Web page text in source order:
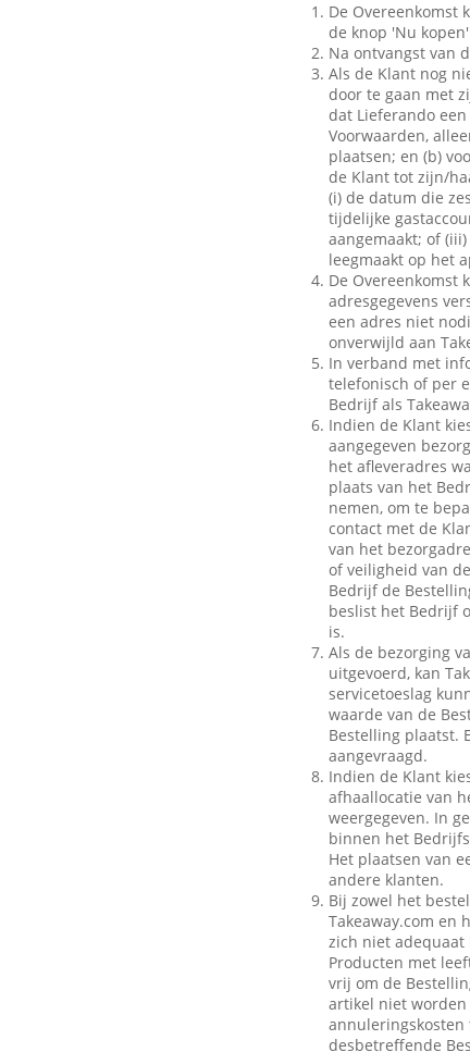
De Overeenkomst
de knop 'Nu
Na ontvangst van
Als de Klant nog
door te gaan met
dat Lieferando
Voorwaarden,
plaatsen; en (b)
de Klant tot zijn/
(i) de datum die
tijdelijke
aangemaakt; of
leegmaakt op het
De Overeenkomst
adresgegevens
een adres niet
onverwijld aan
In verband met
telefonisch of per
Bedrijf als
Indien de Klant
aangegeven
het afleveradres
plaats van het
nemen, om te
contact met de
van het
of veiligheid van
Bedrijf de
beslist het Bedrijf
is.
Als de bezorging
uitgevoerd, kan
servicetoeslag
waarde van de
Bestelling plaatst.
aangevraagd.
Indien de Klant
afhaallocatie van
weergegeven. In
binnen het
Het plaatsen van
andere klanten.
Bij zowel het
Takeaway.com en
zich niet
Producten met
vrij om de
artikel niet worden
desbetreffende